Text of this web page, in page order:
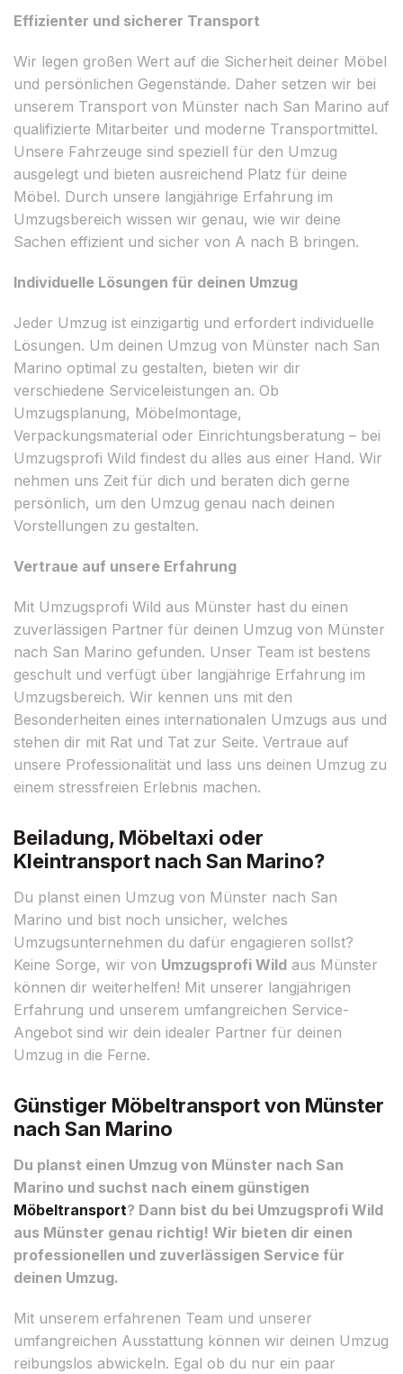
Effizienter und sicherer Transport
Wir legen großen Wert auf die Sicherheit deiner Möbel
und persönlichen Gegenstände. Daher setzen wir bei
unserem Transport von Münster nach San Marino auf
qualifizierte Mitarbeiter und moderne Transportmittel.
Unsere Fahrzeuge sind speziell für den Umzug
ausgelegt und bieten ausreichend Platz für deine
Möbel. Durch unsere langjährige Erfahrung im
Umzugsbereich wissen wir genau, wie wir deine
Sachen effizient und sicher von A nach B bringen.
Individuelle Lösungen für deinen Umzug
Jeder Umzug ist einzigartig und erfordert individuelle
Lösungen. Um deinen Umzug von Münster nach San
Marino optimal zu gestalten, bieten wir dir
verschiedene Serviceleistungen an. Ob
Umzugsplanung, Möbelmontage,
Verpackungsmaterial oder Einrichtungsberatung – bei
Umzugsprofi Wild findest du alles aus einer Hand. Wir
nehmen uns Zeit für dich und beraten dich gerne
persönlich, um den Umzug genau nach deinen
Vorstellungen zu gestalten.
Vertraue auf unsere Erfahrung
Mit Umzugsprofi Wild aus Münster hast du einen
zuverlässigen Partner für deinen Umzug von Münster
nach San Marino gefunden. Unser Team ist bestens
geschult und verfügt über langjährige Erfahrung im
Umzugsbereich. Wir kennen uns mit den
Besonderheiten eines internationalen Umzugs aus und
stehen dir mit Rat und Tat zur Seite. Vertraue auf
unsere Professionalität und lass uns deinen Umzug zu
einem stressfreien Erlebnis machen.
Beiladung, Möbeltaxi oder
Kleintransport nach San Marino?
Du planst einen Umzug von Münster nach San
Marino und bist noch unsicher, welches
Umzugsunternehmen du dafür engagieren sollst?
Keine Sorge, wir von Umzugsprofi Wild aus Münster
können dir weiterhelfen! Mit unserer langjährigen
Erfahrung und unserem umfangreichen Service-
Angebot sind wir dein idealer Partner für deinen
Umzug in die Ferne.
Günstiger Möbeltransport von Münster
nach San Marino
Du planst einen Umzug von Münster nach San
Marino und suchst nach einem günstigen
Möbeltransport? Dann bist du bei Umzugsprofi Wild
aus Münster genau richtig! Wir bieten dir einen
professionellen und zuverlässigen Service für
deinen Umzug.
Mit unserem erfahrenen Team und unserer
umfangreichen Ausstattung können wir deinen Umzug
reibungslos abwickeln. Egal ob du nur ein paar